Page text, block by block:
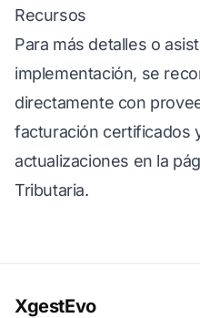
Recursos
Para más detalles o
implementación, se
directamente con
facturación certificados
actualizaciones en la
Tributaria.
XgestEvo